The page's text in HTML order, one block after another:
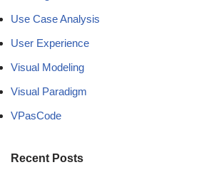
Use Case Analysis
User Experience
Visual Modeling
Visual Paradigm
VPasCode
Recent Posts